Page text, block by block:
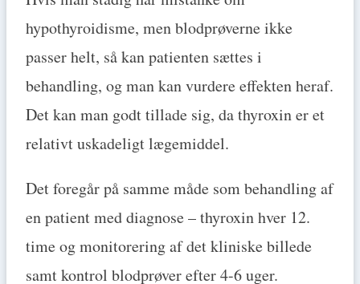
hypothyroidisme, men blodprøverne ikke
passer helt, så kan patienten sættes i
behandling, og man kan vurdere effekten heraf.
Det kan man godt tillade sig, da thyroxin er et
relativt uskadeligt lægemiddel.
Det foregår på samme måde som behandling af
en patient med diagnose – thyroxin hver 12.
time og monitorering af det kliniske billede
samt kontrol blodprøver efter 4-6 uger.